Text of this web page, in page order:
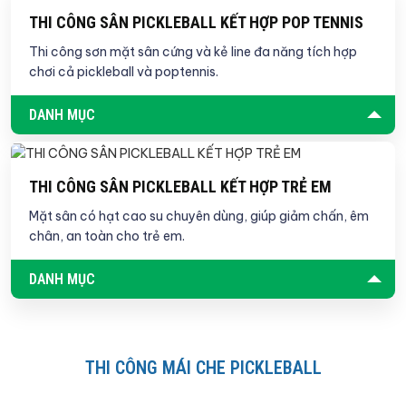
THI CÔNG SÂN PICKLEBALL KẾT HỢP POP TENNIS
Thi công sơn mặt sân cứng và kẻ line đa năng tích hợp
DANH MỤC
THI CÔNG SÂN PICKLEBALL KẾT HỢP TRẺ EM
Mặt sân có hạt cao su chuyên dùng, giúp giảm chấn, êm
chân, an toàn cho trẻ em.
DANH MỤC
THI CÔNG MÁI CHE PICKLEBALL